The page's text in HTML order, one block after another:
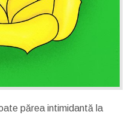
părea intimidantă la